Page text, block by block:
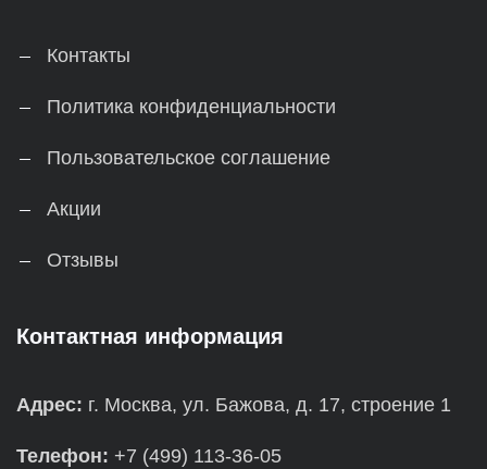
Контакты
Политика конфиденциальности
Пользовательское соглашение
Акции
Отзывы
Контактная информация
Адрес: г. Москва, ул. Бажова, д. 17, строение 1
Телефон: +7 (499) 113-36-05